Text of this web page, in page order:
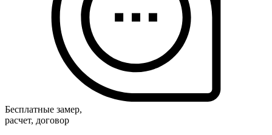
Бесплатные замер,
расчет, договор